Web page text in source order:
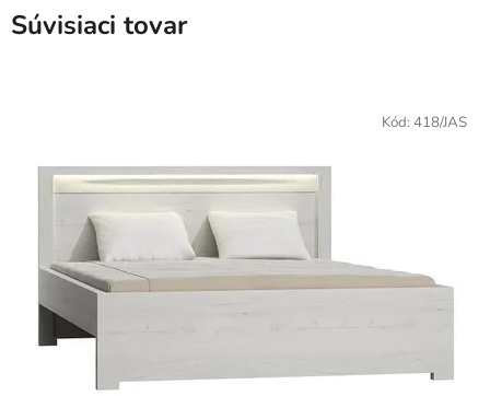
Súvisiaci tovar
Kód: 418/JAS